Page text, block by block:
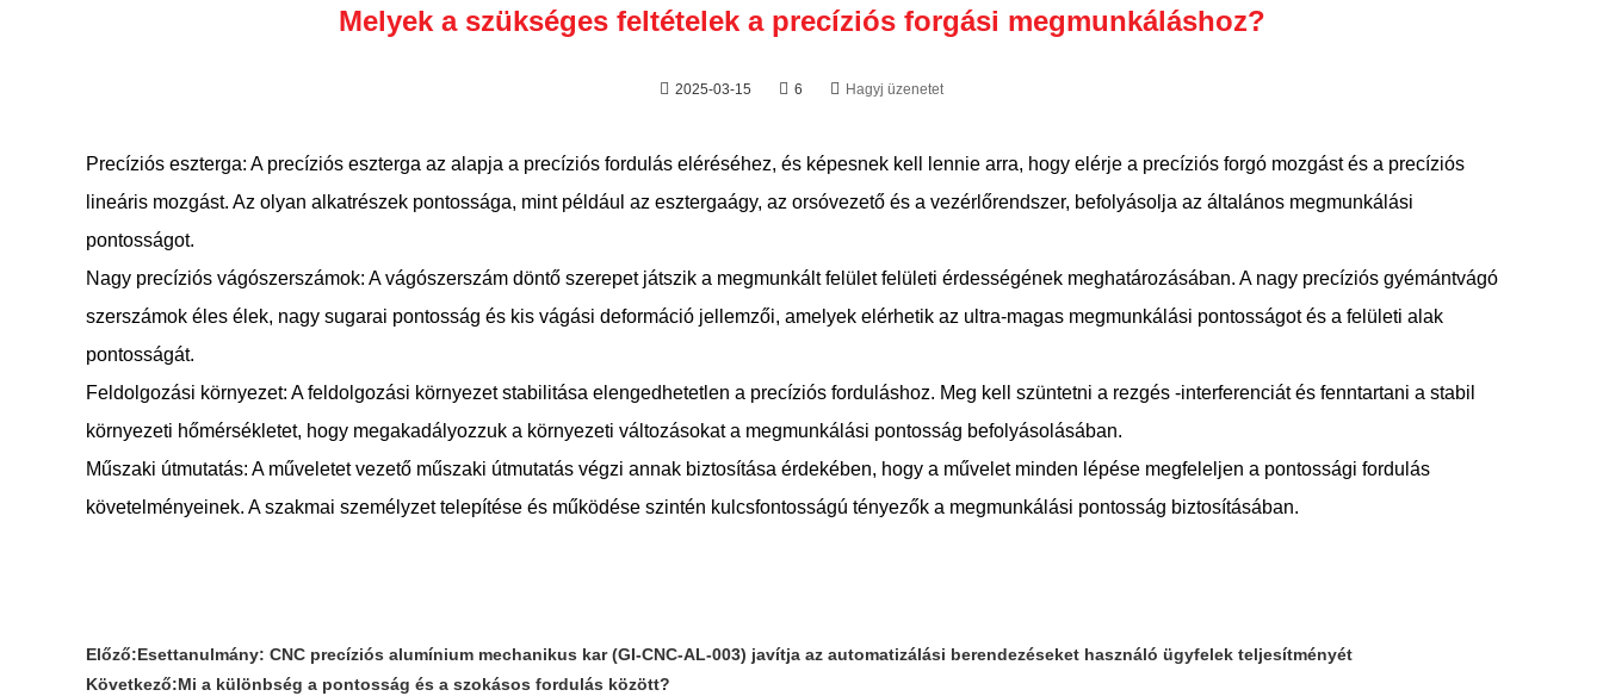
Melyek a szükséges feltételek a precíziós forgási megmunkáláshoz?
2025-03-15 6 Hagyj üzenetet
Precíziós eszterga: A precíziós eszterga az alapja a precíziós fordulás eléréséhez, és képesnek kell lennie arra, hogy elérje a precíziós forgó mozgást és a precíziós
lineáris mozgást. Az olyan alkatrészek pontossága, mint például az esztergaágy, az orsóvezető és a vezérlőrendszer, befolyásolja az általános megmunkálási
pontosságot.
Nagy precíziós vágószerszámok: A vágószerszám döntő szerepet játszik a megmunkált felület felületi érdességének meghatározásában. A nagy precíziós gyémántvágó
szerszámok éles élek, nagy sugarai pontosság és kis vágási deformáció jellemzői, amelyek elérhetik az ultra-magas megmunkálási pontosságot és a felületi alak
pontosságát.
Feldolgozási környezet: A feldolgozási környezet stabilitása elengedhetetlen a precíziós forduláshoz. Meg kell szüntetni a rezgés -interferenciát és fenntartani a stabil
környezeti hőmérsékletet, hogy megakadályozzuk a környezeti változásokat a megmunkálási pontosság befolyásolásában.
Műszaki útmutatás: A műveletet vezető műszaki útmutatás végzi annak biztosítása érdekében, hogy a művelet minden lépése megfeleljen a pontossági fordulás
követelményeinek. A szakmai személyzet telepítése és működése szintén kulcsfontosságú tényezők a megmunkálási pontosság biztosításában.
Előző:Esettanulmány: CNC precíziós alumínium mechanikus kar (GI-CNC-AL-003) javítja az automatizálási berendezéseket használó ügyfelek teljesítményét
Következő:Mi a különbség a pontosság és a szokásos fordulás között?